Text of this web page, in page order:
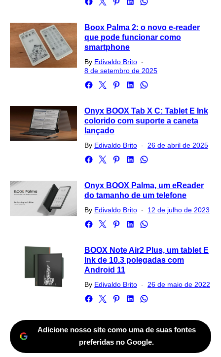
Boox Palma 2: o novo e-reader
que pode funcionar como
smartphone
By Edivaldo Brito
on
8 de setembro de 2025
Onyx BOOX Tab X C: Tablet E Ink
colorido com suporte a caneta
lançado
By Edivaldo Brito
Posted
26 de abril de 2025
Onyx BOOX Palma, um eReader
do tamanho de um telefone
By Edivaldo Brito
Posted
12 de julho de 2023
BOOX Note Air2 Plus, um tablet E
Ink de 10.3 polegadas com
Android 11
By Edivaldo Brito
Posted
26 de maio de 2022
Adicione nosso site como uma de suas fontes
preferidas no Google.